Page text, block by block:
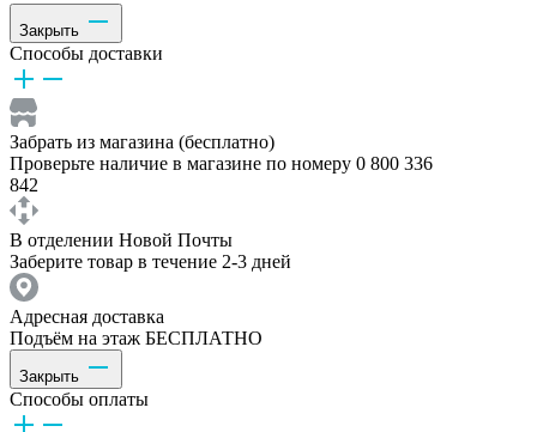
Закрыть
Способы доставки
Забрать из магазина (бесплатно)
Проверьте наличие в магазине по номеру 0 800 336
842
В отделении Новой Почты
Заберите товар в течение 2-3 дней
Адресная доставка
Подъём на этаж БЕСПЛАТНО
Закрыть
Способы оплаты